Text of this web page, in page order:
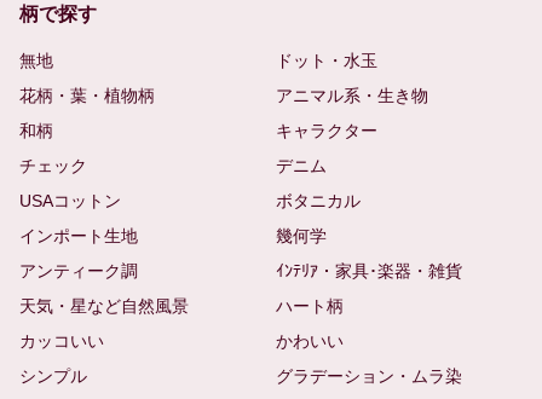
柄で探す
無地
ドット・水玉
花柄・葉・植物柄
アニマル系・生き物
和柄
キャラクター
チェック
デニム
USAコットン
ボタニカル
インポート生地
幾何学
アンティーク調
ｲﾝﾃﾘｱ・家具･楽器・雑貨
天気・星など自然風景
ハート柄
カッコいい
かわいい
シンプル
グラデーション・ムラ染